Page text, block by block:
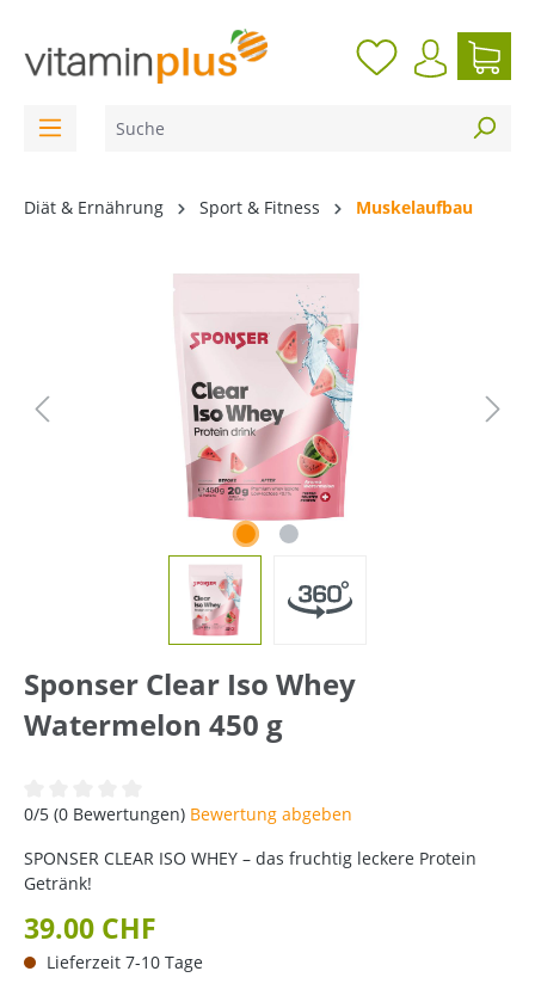
Diät & Ernährung Sport & Fitness Muskelaufbau
Sponser Clear Iso Whey
Watermelon 450 g
Durchschnittliche Bewertung von 0 von 5 Sternen
0/5 (0 Bewertungen) Bewertung abgeben
SPONSER CLEAR ISO WHEY – das fruchtig leckere Protein
Getränk!
39.00 CHF
Lieferzeit 7-10 Tage